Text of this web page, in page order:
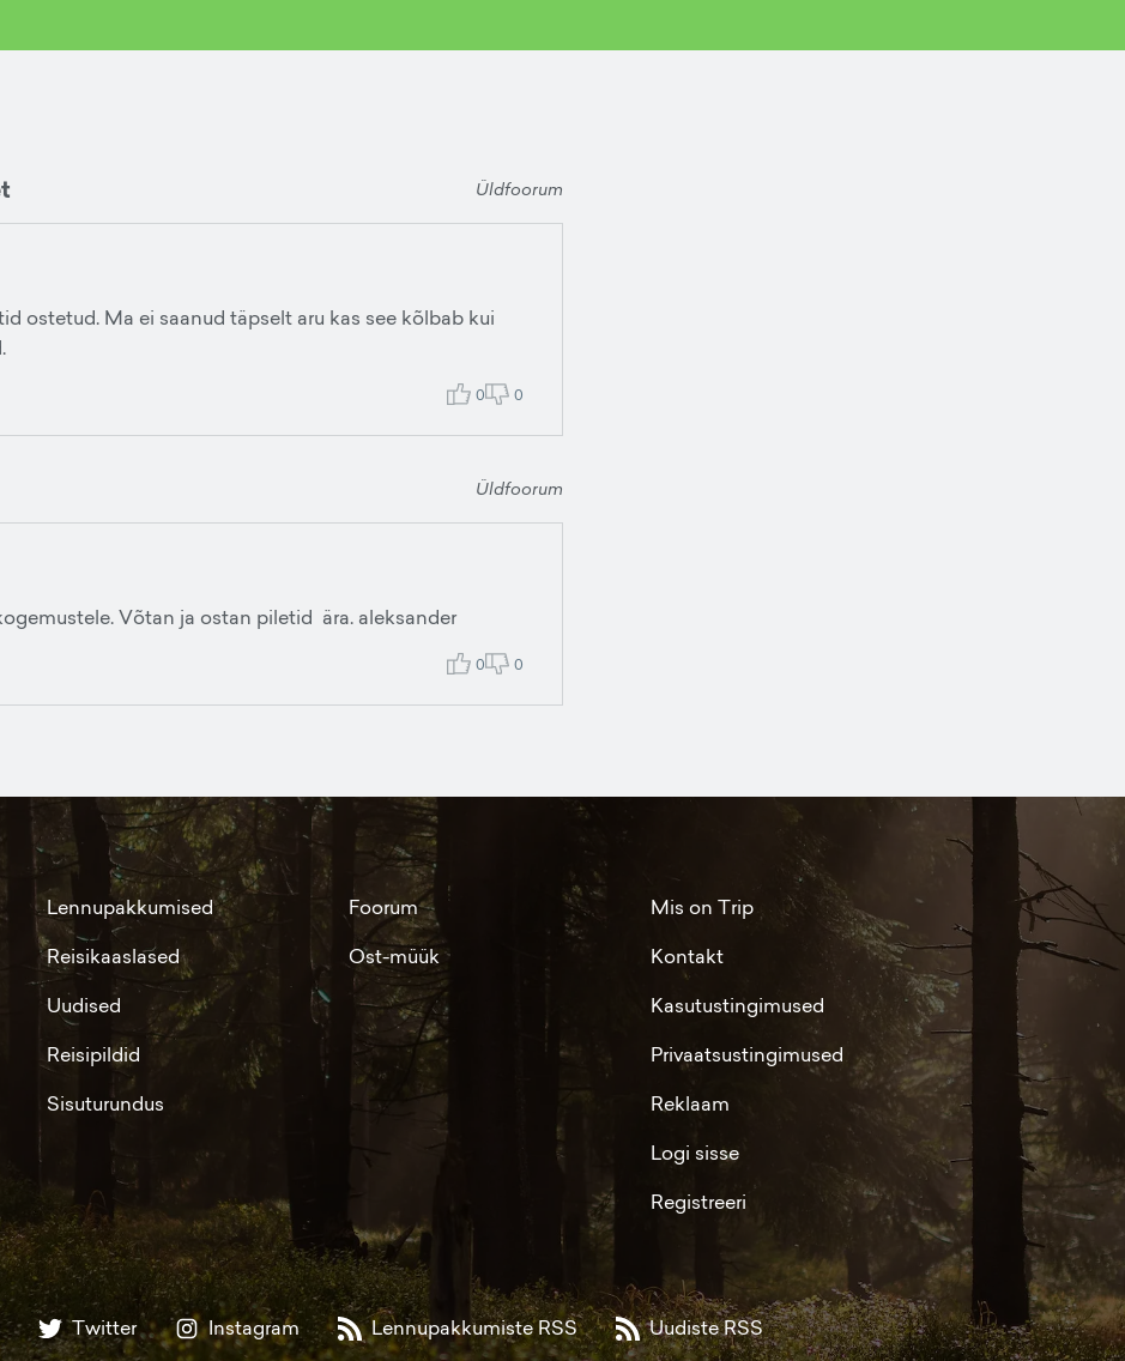
Üldfoorum
ostetud. Ma ei saanud täpselt aru kas see kõlbab kui
0 0
Üldfoorum
Võtan ja ostan piletid ära. aleksander
0 0
Lennupakkumised
Reisikaaslased
Uudised
Reisipildid
Sisuturundus
Foorum
Ost-müük
Mis on Trip
Kontakt
Kasutustingimused
Privaatsustingimused
Reklaam
Logi sisse
Registreeri
Twitter Instagram Lennupakkumiste RSS Uudiste RSS